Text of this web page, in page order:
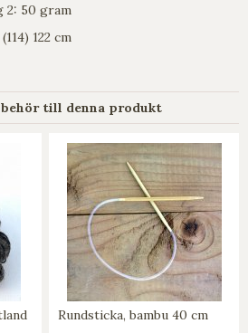
2: 50 gram
122 cm
till denna produkt
Rundsticka, bambu 40 cm